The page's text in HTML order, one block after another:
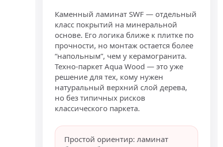
Каменный ламинат SWF — отдельный
класс покрытий на минеральной
основе. Его логика ближе к плитке по
прочности, но монтаж остается более
“напольным”, чем у керамогранита.
Техно-паркет Aqua Wood — это уже
решение для тех, кому нужен
натуральный верхний слой дерева,
но без типичных рисков
классического паркета.
Простой ориентир: ламинат